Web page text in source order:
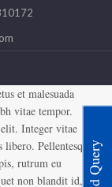
et malesuada
vitae tempor.
Integer vitae
Pellentesque
rutrum eu
non blandit id, Send Query